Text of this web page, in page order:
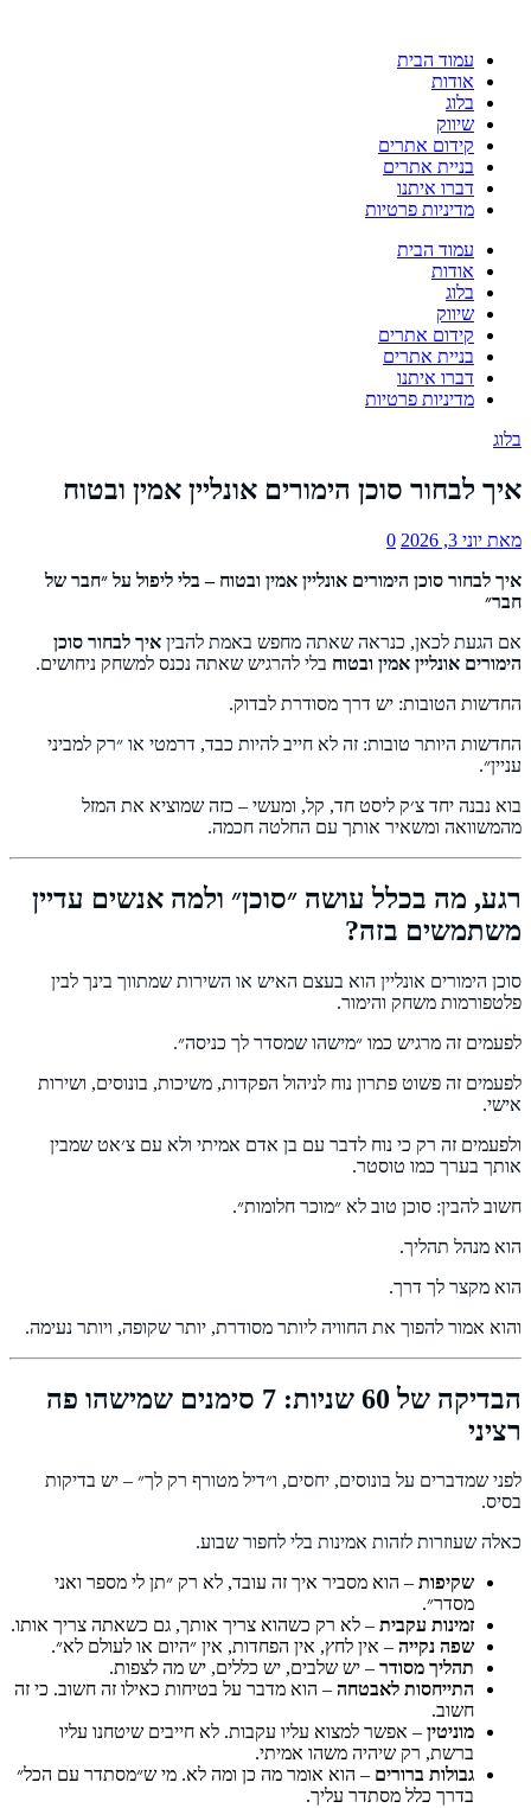
עמוד הבית
אודות
בלוג
שיווק
קידום אתרים
בניית אתרים
דברו איתנו
מדיניות פרטיות
עמוד הבית
אודות
בלוג
שיווק
קידום אתרים
בניית אתרים
דברו איתנו
מדיניות פרטיות
בלוג
איך לבחור סוכן הימורים אונליין אמין ובטוח
מאת יוני 3, 2026
0
איך לבחור סוכן הימורים אונליין אמין ובטוח – בלי ליפול על ״חבר של
חבר״
אם הגעת לכאן, כנראה שאתה מחפש באמת להבין איך לבחור סוכן
הימורים אונליין אמין ובטוח בלי להרגיש שאתה נכנס למשחק ניחושים.
החדשות הטובות: יש דרך מסודרת לבדוק.
החדשות היותר טובות: זה לא חייב להיות כבד, דרמטי או ״רק למביני
עניין״.
בוא נבנה יחד צ׳ק ליסט חד, קל, ומעשי – כזה שמוציא את המזל
מהמשוואה ומשאיר אותך עם החלטה חכמה.
רגע, מה בכלל עושה ״סוכן״ ולמה אנשים עדיין
משתמשים בזה?
סוכן הימורים אונליין הוא בעצם האיש או השירות שמתווך בינך לבין
פלטפורמות משחק והימור.
לפעמים זה מרגיש כמו ״מישהו שמסדר לך כניסה״.
לפעמים זה פשוט פתרון נוח לניהול הפקדות, משיכות, בונוסים, ושירות
אישי.
ולפעמים זה רק כי נוח לדבר עם בן אדם אמיתי ולא עם צ׳אט שמבין
אותך בערך כמו טוסטר.
חשוב להבין: סוכן טוב לא ״מוכר חלומות״.
הוא מנהל תהליך.
הוא מקצר לך דרך.
והוא אמור להפוך את החוויה ליותר מסודרת, יותר שקופה, ויותר נעימה.
הבדיקה של 60 שניות: 7 סימנים שמישהו פה
רציני
לפני שמדברים על בונוסים, יחסים, ו״דיל מטורף רק לך״ – יש בדיקות
בסיס.
כאלה שעוזרות לזהות אמינות בלי לחפור שבוע.
שקיפות – הוא מסביר איך זה עובד, לא רק ״תן לי מספר ואני
מסדר״.
זמינות עקבית – לא רק כשהוא צריך אותך, גם כשאתה צריך אותו.
שפה נקייה – אין לחץ, אין הפחדות, אין ״היום או לעולם לא״.
תהליך מסודר – יש שלבים, יש כללים, יש מה לצפות.
התייחסות לאבטחה – הוא מדבר על בטיחות כאילו זה חשוב. כי זה
חשוב.
מוניטין – אפשר למצוא עליו עקבות. לא חייבים שיטחנו עליו
ברשת, רק שיהיה משהו אמיתי.
גבולות ברורים – הוא אומר מה כן ומה לא. מי ש״מסתדר עם הכל״
בדרך כלל מסתדר עליך.